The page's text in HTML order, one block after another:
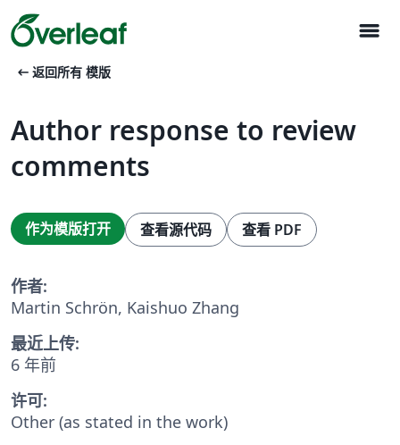
menu
arrow_left_alt 返回所有 模版
Author response to review
comments
作为模版打开 查看源代码 查看 PDF
作者:
Martin Schrön, Kaishuo Zhang
最近上传:
6 年前
许可:
Other (as stated in the work)